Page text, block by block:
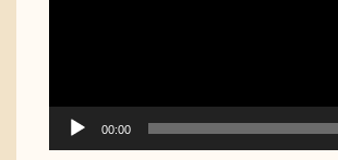
00:00